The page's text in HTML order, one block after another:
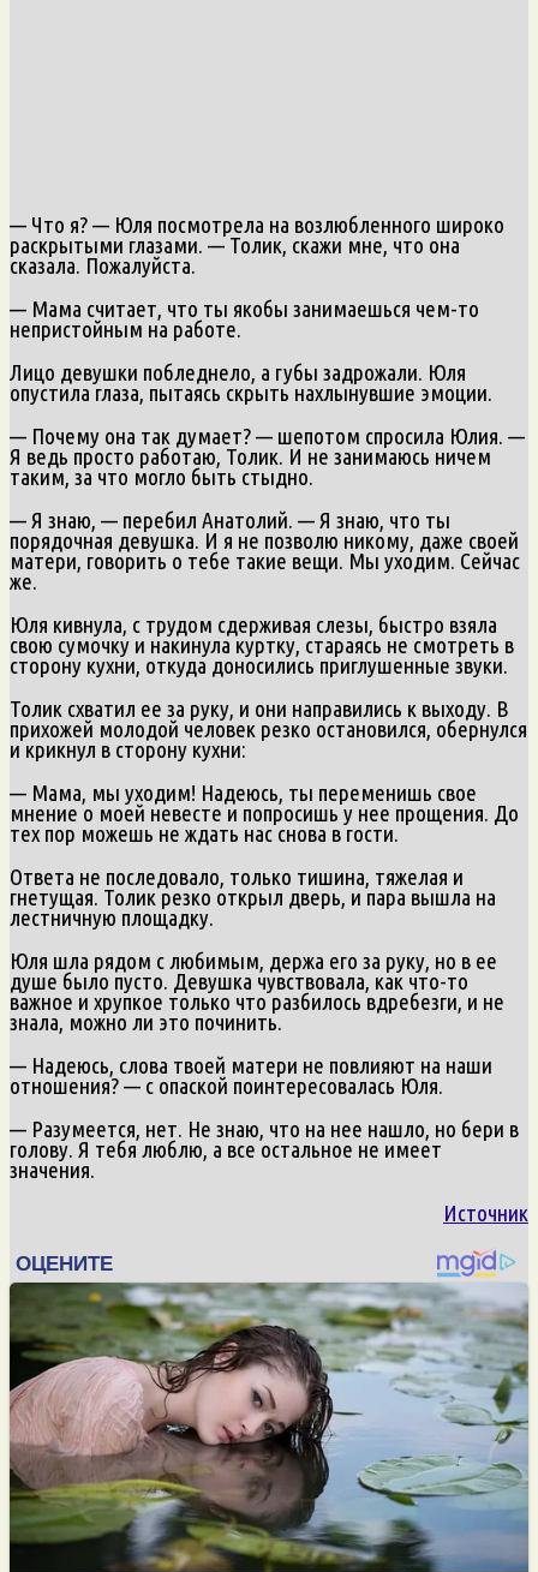
— Что я? — Юля посмотрела на возлюбленного широко
раскрытыми глазами. — Толик, скажи мне, что она
сказала. Пожалуйста.
— Мама считает, что ты якобы занимаешься чем-то
непристойным на работе.
Лицо девушки побледнело, а губы задрожали. Юля
опустила глаза, пытаясь скрыть нахлынувшие эмоции.
— Почему она так думает? — шепотом спросила Юлия. —
Я ведь просто работаю, Толик. И не занимаюсь ничем
таким, за что могло быть стыдно.
— Я знаю, — перебил Анатолий. — Я знаю, что ты
порядочная девушка. И я не позволю никому, даже своей
матери, говорить о тебе такие вещи. Мы уходим. Сейчас
же.
Юля кивнула, с трудом сдерживая слезы, быстро взяла
свою сумочку и накинула куртку, стараясь не смотреть в
сторону кухни, откуда доносились приглушенные звуки.
Толик схватил ее за руку, и они направились к выходу. В
прихожей молодой человек резко остановился, обернулся
и крикнул в сторону кухни:
— Мама, мы уходим! Надеюсь, ты переменишь свое
мнение о моей невесте и попросишь у нее прощения. До
тех пор можешь не ждать нас снова в гости.
Ответа не последовало, только тишина, тяжелая и
гнетущая. Толик резко открыл дверь, и пара вышла на
лестничную площадку.
Юля шла рядом с любимым, держа его за руку, но в ее
душе было пусто. Девушка чувствовала, как что-то
важное и хрупкое только что разбилось вдребезги, и не
знала, можно ли это починить.
— Надеюсь, слова твоей матери не повлияют на наши
отношения? — с опаской поинтересовалась Юля.
— Разумеется, нет. Не знаю, что на нее нашло, но бери в
голову. Я тебя люблю, а все остальное не имеет
значения.
Источник